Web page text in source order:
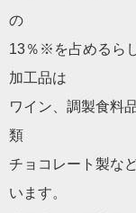
の
13％※を占めるら
加工品は
ワイン、調製食料
類
チョコレート製な
います。